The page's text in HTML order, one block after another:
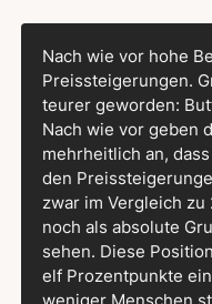
Nach wie vor hohe
Preissteigerungen.
teurer geworden:
Nach wie vor geben
mehrheitlich an,
den
zwar im Vergleich
noch als absolute
sehen. Diese
elf Prozentpunkte
weniger Menschen